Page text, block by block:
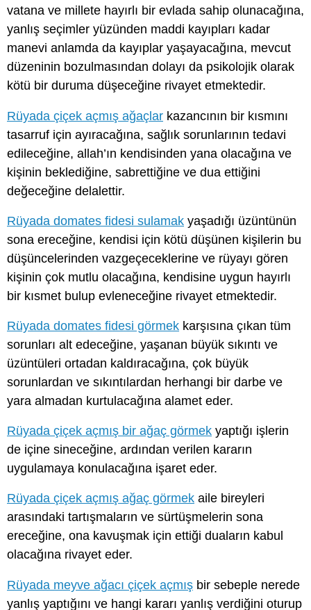
vatana ve millete hayırlı bir evlada sahip olunacağına,
yanlış seçimler yüzünden maddi kayıpları kadar
manevi anlamda da kayıplar yaşayacağına, mevcut
düzeninin bozulmasından dolayı da psikolojik olarak
kötü bir duruma düşeceğine rivayet etmektedir.
Rüyada çiçek açmış ağaçlar kazancının bir kısmını
tasarruf için ayıracağına, sağlık sorunlarının tedavi
edileceğine, allah’ın kendisinden yana olacağına ve
kişinin beklediğine, sabrettiğine ve dua ettiğini
değeceğine delalettir.
Rüyada domates fidesi sulamak yaşadığı üzüntünün
sona ereceğine, kendisi için kötü düşünen kişilerin bu
düşüncelerinden vazgeçeceklerine ve rüyayı gören
kişinin çok mutlu olacağına, kendisine uygun hayırlı
bir kısmet bulup evleneceğine rivayet etmektedir.
Rüyada domates fidesi görmek karşısına çıkan tüm
sorunları alt edeceğine, yaşanan büyük sıkıntı ve
üzüntüleri ortadan kaldıracağına, çok büyük
sorunlardan ve sıkıntılardan herhangi bir darbe ve
yara almadan kurtulacağına alamet eder.
Rüyada çiçek açmış bir ağaç görmek yaptığı işlerin
de içine sineceğine, ardından verilen kararın
uygulamaya konulacağına işaret eder.
Rüyada çiçek açmış ağaç görmek aile bireyleri
arasındaki tartışmaların ve sürtüşmelerin sona
ereceğine, ona kavuşmak için ettiği duaların kabul
olacağına rivayet eder.
Rüyada meyve ağacı çiçek açmış bir sebeple nerede
yanlış yaptığını ve hangi kararı yanlış verdiğini oturup